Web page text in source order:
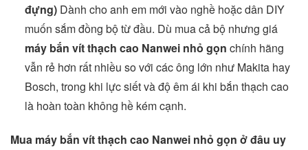
đựng)Dành cho anh em mới vào nghề hoặc dân DIY
muốn sắm đồng bộ từ đầu. Dù mua cả bộ nhưng giá
máy bắn vít thạch cao Nanwei nhỏ gọn chính hãng
vẫn rẻ hơn rất nhiều so với các ông lớn như Makita hay
Bosch, trong khi lực siết và độ êm ái khi bắn thạch cao
là hoàn toàn không hề kém cạnh.
Mua máy bắn vít thạch cao Nanwei nhỏ gọn ở đâu uy